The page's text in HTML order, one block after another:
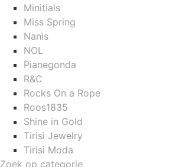
Minitials
Miss Spring
Nanis
NOL
Pianegonda
R&C
Rocks On a Rope
Roos1835
Shine in Gold
Tirisi Jewelry
Tirisi Moda
Zoek op categorie